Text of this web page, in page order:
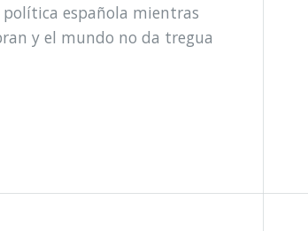
española mientras
y el mundo no da tregua